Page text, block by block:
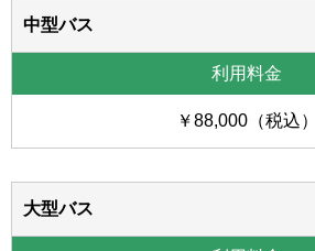
中型バス
￥88,000（税込）
大型バス